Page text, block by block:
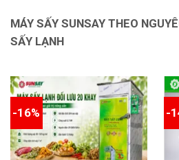
MÁY SẤY SUNSAY THEO
SẤY LẠNH
-16% -